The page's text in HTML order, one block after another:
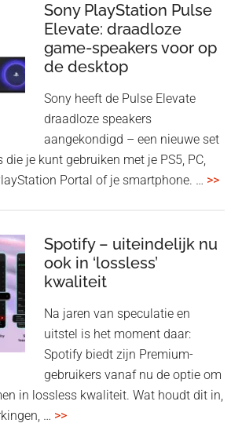
Sony PlayStation Pulse
Elevate: draadloze
game-speakers voor op
de desktop
Sony heeft de Pulse Elevate
draadloze speakers
aangekondigd – een nieuwe set
je kunt gebruiken met je PS5, PC,
Portal of je smartphone. … >>
Spotify – uiteindelijk nu
ook in ‘lossless’
kwaliteit
Na jaren van speculatie en
uitstel is het moment daar:
Spotify biedt zijn Premium-
gebruikers vanaf nu de optie om
in lossless kwaliteit. Wat houdt dit in,
… >>overSpotify